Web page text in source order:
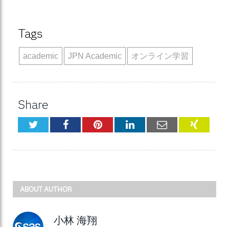
Tags
academic JPN Academic オンライン学習
Share
TwitterFacebookPinterestLinkedInEmail XING
ABOUT AUTHOR
小林 海翔